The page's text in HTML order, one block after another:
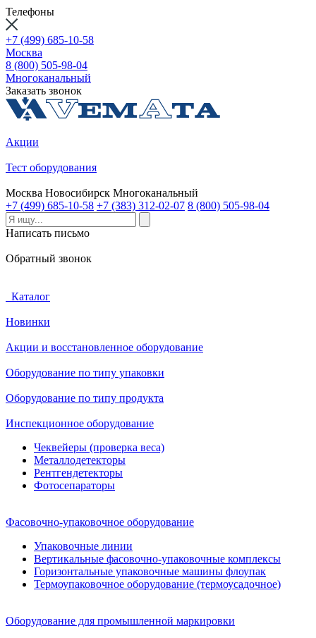
Телефоны
+7 (499) 685-10-58
Москва
8 (800) 505-98-04
Многоканальный
Заказать звонок
Акции
Тест оборудования
Москва Новосибирск Многоканальный
+7 (499) 685-10-58 +7 (383) 312-02-07 8 (800) 505-98-04
Написать письмо
Обратный звонок
Каталог
Новинки
Акции и восстановленное оборудование
Оборудование по типу упаковки
Оборудование по типу продукта
Инспекционное оборудование
Чеквейеры (проверка веса)
Металлодетекторы
Рентгендетекторы
Фотосепараторы
Фасовочно-упаковочное оборудование
Упаковочные линии
Вертикальные фасовочно-упаковочные комплексы
Горизонтальные упаковочные машины флоупак
Термоупаковочное оборудование (термоусадочное)
Оборудование для промышленной маркировки